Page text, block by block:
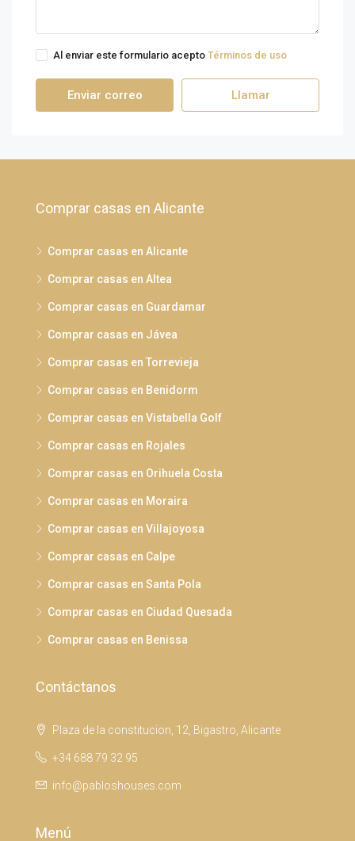
Al enviar este formulario acepto Términos de uso
Enviar correo Llamar
Comprar casas en Alicante
Comprar casas en Alicante
Comprar casas en Altea
Comprar casas en Guardamar
Comprar casas en Jávea
Comprar casas en Torrevieja
Comprar casas en Benidorm
Comprar casas en Vistabella Golf
Comprar casas en Rojales
Comprar casas en Orihuela Costa
Comprar casas en Moraira
Comprar casas en Villajoyosa
Comprar casas en Calpe
Comprar casas en Santa Pola
Comprar casas en Ciudad Quesada
Comprar casas en Benissa
Contáctanos
Plaza de la constitucion, 12, Bigastro, Alicante
+34 688 79 32 95
info@pabloshouses.com
Menú